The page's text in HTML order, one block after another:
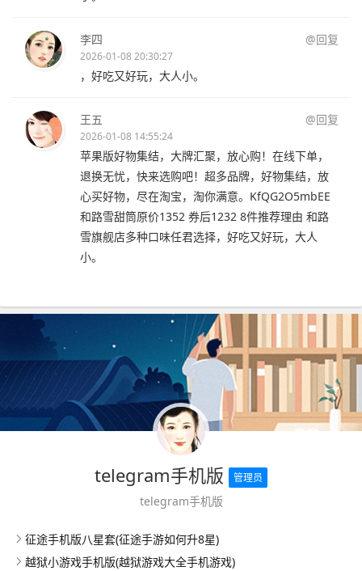
李四 @回复
2026-01-08 20:30:27
，好吃又好玩，大人小。
王五 @回复
2026-01-08 14:55:24
苹果版好物集结，大牌汇聚，放心购！在线下单，
退换无忧，快来选购吧！超多品牌，好物集结，放
心买好物，尽在淘宝，淘你满意。KfQG2O5mbEE
和路雪甜筒原价1352 券后1232 8件推荐理由 和路
雪旗舰店多种口味任君选择，好吃又好玩，大人
小。
telegram手机版 管理员
telegram手机版
征途手机版八星套(征途手游如何升8星)
越狱小游戏手机版(越狱游戏大全手机游戏)